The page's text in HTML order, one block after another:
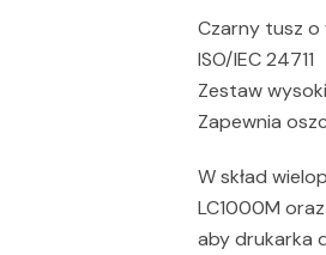
Czarny tusz
ISO/IEC 24711
Zestaw
Zapewnia
W skład
LC1000M
aby drukarka